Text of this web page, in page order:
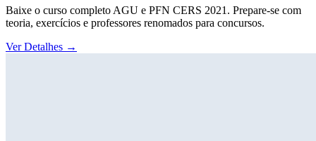
Baixe o curso completo AGU e PFN CERS 2021. Prepare-se com
teoria, exercícios e professores renomados para concursos.
Ver Detalhes →